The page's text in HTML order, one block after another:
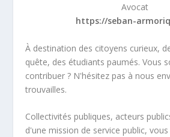
Avocat
https://seban-
À destination des citoyens curieux,
quête, des étudiants paumés. Vous
contribuer ? N'hésitez pas à nous
trouvailles.
Collectivités publiques, acteurs
d'une mission de service public,